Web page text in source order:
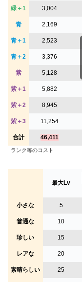
緑＋1 3,004
青 2,169
青＋1 2,523
青＋2 3,376
紫 5,128
紫＋1 5,882
紫＋2 8,945
紫＋3 11,254
合計 46,411
ランク毎のコスト
最大Lv
小さな 5
普通な 10
珍しい 15
レアな 20
素晴らしい 25